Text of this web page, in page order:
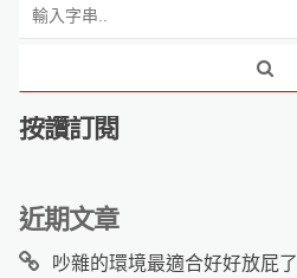
按讚訂閱
近期文章
吵雜的環境最適合好好放屁了